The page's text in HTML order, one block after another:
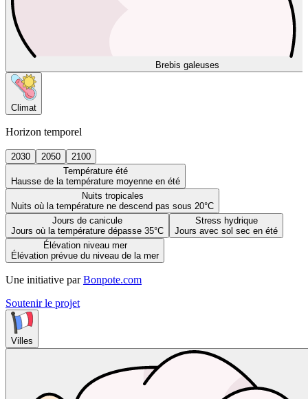
Brebis galeuses
Climat
Horizon temporel
2030 2050
2100
Température été
Hausse de la température moyenne en été
Nuits tropicales
Nuits où la température ne descend pas sous 20°C
Jours de canicule
Jours où la température dépasse 35°C
Stress hydrique
Jours avec sol sec en été
Élévation niveau mer
Élévation prévue du niveau de la mer
Une initiative par Bonpote.com
Soutenir le projet
Villes